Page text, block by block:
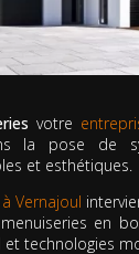
votre
la pose de
et esthétiques.
Vernajoul
en
technologies